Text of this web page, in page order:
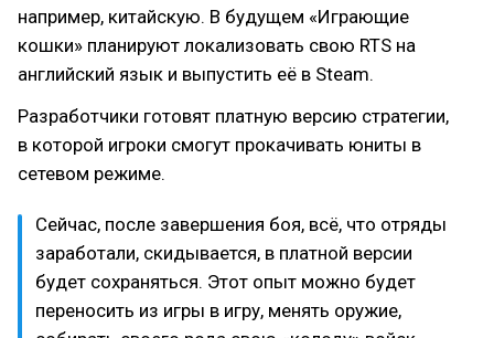
например, китайскую. В будущем «Играющие
кошки» планируют локализовать свою RTS на
английский язык и выпустить её в Steam.
Разработчики готовят платную версию стратегии,
в которой игроки смогут прокачивать юниты в
сетевом режиме.
Сейчас, после завершения боя, всё, что отряды
заработали, скидывается, в платной версии
будет сохраняться. Этот опыт можно будет
переносить из игры в игру, менять оружие,